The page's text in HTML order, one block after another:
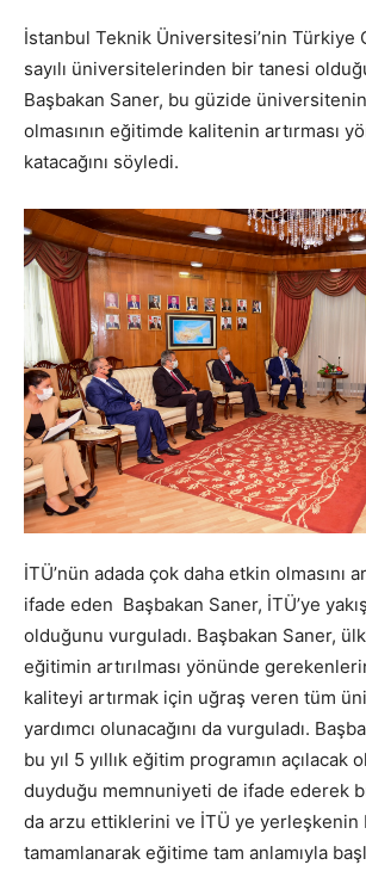
İstanbul Teknik Üniversitesi’nin Türkiye
sayılı üniversitelerinden bir tanesi
Başbakan Saner, bu güzide
olmasının eğitimde kalitenin artırması
katacağını söyledi.
İTÜ’nün adada çok daha etkin olmasını
ifade eden Başbakan Saner, İTÜ’ye
olduğunu vurguladı. Başbakan Saner,
eğitimin artırılması yönünde
kaliteyi artırmak için uğraş veren tüm
yardımcı olunacağını da vurguladı.
bu yıl 5 yıllık eğitim programın açılacak
duyduğu memnuniyeti de ifade ederek
da arzu ettiklerini ve İTÜ ye yerleşkenin
tamamlanarak eğitime tam anlamıyla